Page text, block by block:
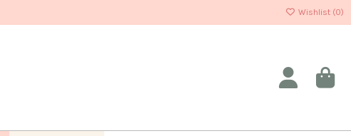
Wishlist (0)